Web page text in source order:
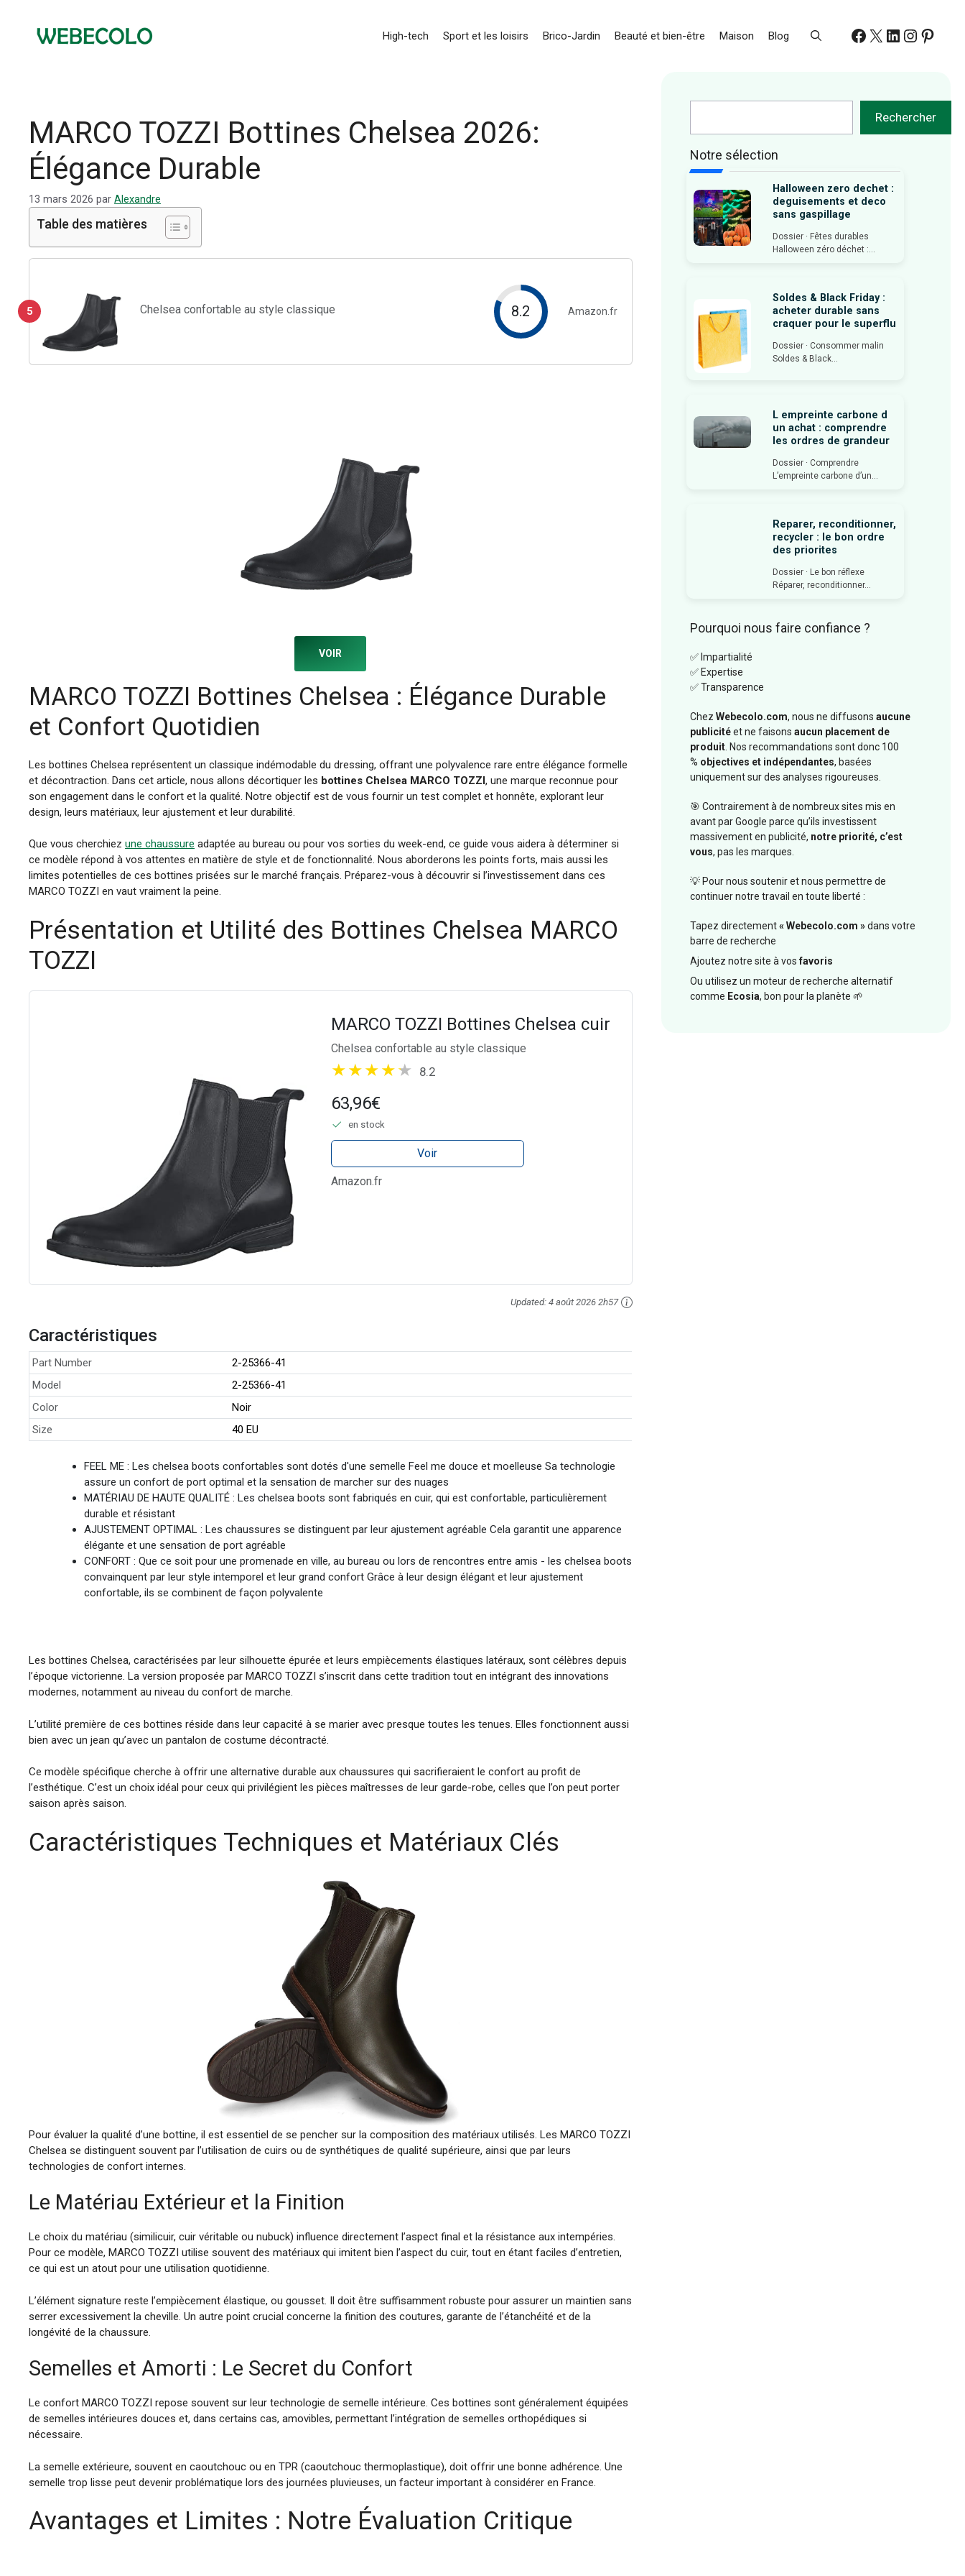
contenu
High-tech Sport et les loisirs Brico-Jardin Beauté et bien-être Maison Blog Facebook
X LinkedIn
MARCO TOZZI Bottines Chelsea 2026:
Élégance Durable
13 mars 2026 par Alexandre
Table des matières
5 Chelsea confortable au style classique 8.2 Amazon.fr
VOIR
MARCO TOZZI Bottines Chelsea : Élégance Durable
et Confort Quotidien
Les bottines Chelsea représentent un classique indémodable du dressing, offrant une polyvalence rare entre élégance formelle
et décontraction. Dans cet article, nous allons décortiquer les bottines Chelsea MARCO TOZZI, une marque reconnue pour
son engagement dans le confort et la qualité. Notre objectif est de vous fournir un test complet et honnête, explorant leur
design, leurs matériaux, leur ajustement et leur durabilité.
Que vous cherchiez une chaussure adaptée au bureau ou pour vos sorties du week-end, ce guide vous aidera à déterminer si
ce modèle répond à vos attentes en matière de style et de fonctionnalité. Nous aborderons les points forts, mais aussi les
limites potentielles de ces bottines prisées sur le marché français. Préparez-vous à découvrir si l’investissement dans ces
MARCO TOZZI en vaut vraiment la peine.
Présentation et Utilité des Bottines Chelsea MARCO
TOZZI
MARCO TOZZI Bottines Chelsea cuir
Chelsea confortable au style classique
8.2
63,96€
en stock
Voir
Amazon.fr
Updated: 4 août 2026 2h57
Caractéristiques
Part Number
2-25366-41
Model
2-25366-41
Color
Noir
Size
40 EU
FEEL ME : Les chelsea boots confortables sont dotés d'une semelle Feel me douce et moelleuse Sa technologie
assure un confort de port optimal et la sensation de marcher sur des nuages
MATÉRIAU DE HAUTE QUALITÉ : Les chelsea boots sont fabriqués en cuir, qui est confortable, particulièrement
durable et résistant
AJUSTEMENT OPTIMAL : Les chaussures se distinguent par leur ajustement agréable Cela garantit une apparence
élégante et une sensation de port agréable
CONFORT : Que ce soit pour une promenade en ville, au bureau ou lors de rencontres entre amis - les chelsea boots
convainquent par leur style intemporel et leur grand confort Grâce à leur design élégant et leur ajustement
confortable, ils se combinent de façon polyvalente
Les bottines Chelsea, caractérisées par leur silhouette épurée et leurs empiècements élastiques latéraux, sont célèbres depuis
l’époque victorienne. La version proposée par MARCO TOZZI s’inscrit dans cette tradition tout en intégrant des innovations
modernes, notamment au niveau du confort de marche.
L’utilité première de ces bottines réside dans leur capacité à se marier avec presque toutes les tenues. Elles fonctionnent aussi
bien avec un jean qu’avec un pantalon de costume décontracté.
Ce modèle spécifique cherche à offrir une alternative durable aux chaussures qui sacrifieraient le confort au profit de
l’esthétique. C’est un choix idéal pour ceux qui privilégient les pièces maîtresses de leur garde-robe, celles que l’on peut porter
saison après saison.
Caractéristiques Techniques et Matériaux Clés
Pour évaluer la qualité d’une bottine, il est essentiel de se pencher sur la composition des matériaux utilisés. Les MARCO TOZZI
Chelsea se distinguent souvent par l’utilisation de cuirs ou de synthétiques de qualité supérieure, ainsi que par leurs
technologies de confort internes.
Le Matériau Extérieur et la Finition
Le choix du matériau (similicuir, cuir véritable ou nubuck) influence directement l’aspect final et la résistance aux intempéries.
Pour ce modèle, MARCO TOZZI utilise souvent des matériaux qui imitent bien l’aspect du cuir, tout en étant faciles d’entretien,
ce qui est un atout pour une utilisation quotidienne.
L’élément signature reste l’empiècement élastique, ou gousset. Il doit être suffisamment robuste pour assurer un maintien sans
serrer excessivement la cheville. Un autre point crucial concerne la finition des coutures, garante de l’étanchéité et de la
longévité de la chaussure.
Semelles et Amorti : Le Secret du Confort
Le confort MARCO TOZZI repose souvent sur leur technologie de semelle intérieure. Ces bottines sont généralement équipées
de semelles intérieures douces et, dans certains cas, amovibles, permettant l’intégration de semelles orthopédiques si
nécessaire.
La semelle extérieure, souvent en caoutchouc ou en TPR (caoutchouc thermoplastique), doit offrir une bonne adhérence. Une
semelle trop lisse peut devenir problématique lors des journées pluvieuses, un facteur important à considérer en France.
Avantages et Limites : Notre Évaluation Critique
Rechercher
Notre sélection
Halloween zero dechet :
deguisements et deco
sans gaspillage
Dossier · Fêtes durables
Halloween zéro déchet :...
Soldes & Black Friday :
acheter durable sans
craquer pour le superflu
Dossier · Consommer malin
Soldes & Black...
L empreinte carbone d
un achat : comprendre
les ordres de grandeur
Dossier · Comprendre
L’empreinte carbone d’un...
Reparer, reconditionner,
recycler : le bon ordre
des priorites
Dossier · Le bon réflexe
Réparer, reconditionner...
Pourquoi nous faire confiance ?
✅ Impartialité
✅ Expertise
✅ Transparence
Chez Webecolo.com, nous ne diffusons aucune
publicitéet ne faisons aucun placement de
produit. Nos recommandations sont donc 100
% objectives et indépendantes, basées
uniquement sur des analyses rigoureuses.
🎯 Contrairement à de nombreux sites mis en
avant par Google parce qu’ils investissent
massivement en publicité, notre priorité, c’est
vous, pas les marques.
💡 Pour nous soutenir et nous permettre de
continuer notre travail en toute liberté :
Tapez directement« Webecolo.com »dans votre
barre de recherche
Ajoutez notre site à vosfavoris
Ou utilisez un moteur de recherche alternatif
comme Ecosia, bon pour la planète 🌱